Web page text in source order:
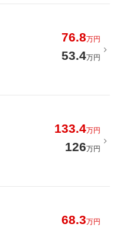
76.8万円
53.4万円
133.4万円
126万円
68.3万円